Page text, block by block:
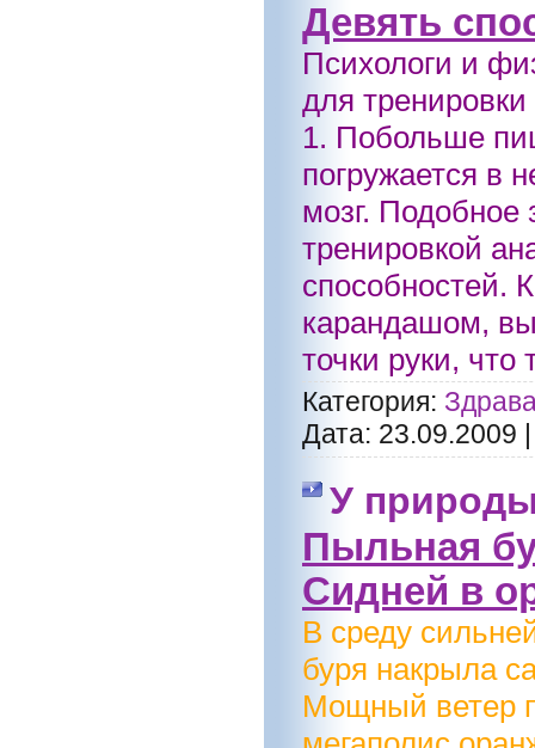
Девять
Психологи и
для
1. Побольше
погружается в
мозг. Подобное
тренировкой
способностей.
карандашом,
точки руки,
Категория:
Дата: 23.09.2009
У
Пыльная
Сидней в
В среду
буря накрыла
Мощный ветер